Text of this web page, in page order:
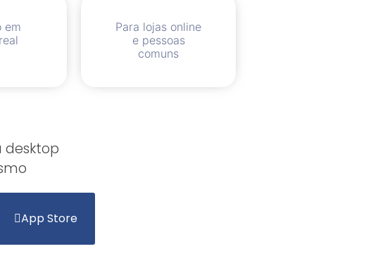
em
Para lojas online
e pessoas
comuns
desktop
App Store